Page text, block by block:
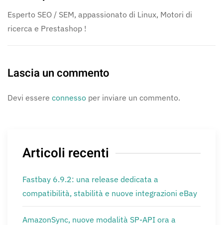
Esperto SEO / SEM, appassionato di Linux, Motori di
ricerca e Prestashop !
Lascia un commento
Devi essere connesso per inviare un commento.
Articoli recenti
Fastbay 6.9.2: una release dedicata a
compatibilità, stabilità e nuove integrazioni eBay
AmazonSync, nuove modalità SP-API ora a